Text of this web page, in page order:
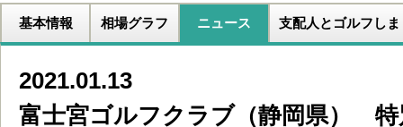
基本情報 相場グラフ ニュース 支配人とゴルフしま
2021.01.13
富士宮ゴルフクラブ（静岡県） 特